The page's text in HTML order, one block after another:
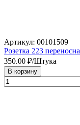
Артикул: 00101509
Розетка 223
350.00 ₽/Штука
В корзину